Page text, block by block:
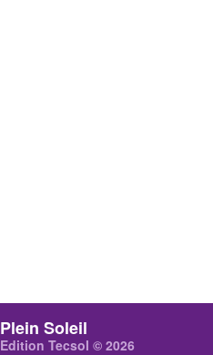
Plein Soleil
Edition Tecsol © 2026